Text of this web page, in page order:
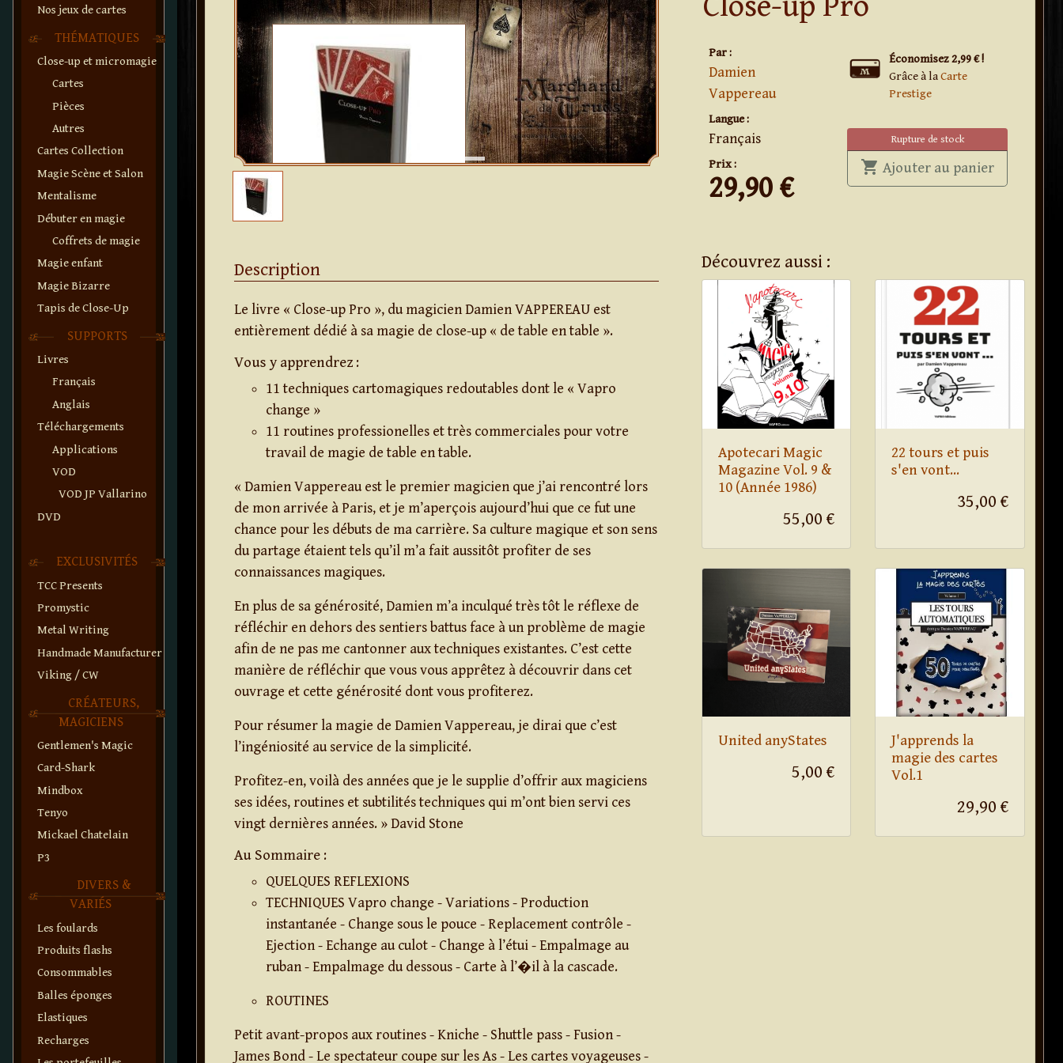
Nos jeux de cartes
THÉMATIQUES
Close-up et micromagie
Cartes
Pièces
Autres
Cartes Collection
Magie Scène et Salon
Mentalisme
Débuter en magie
Coffrets de magie
Magie enfant
Magie Bizarre
Tapis de Close-Up
SUPPORTS
Livres
Français
Anglais
Téléchargements
Applications
VOD
VOD JP Vallarino
DVD
EXCLUSIVITÉS
TCC Presents
Promystic
Metal Writing
Handmade Manufacturer
Viking / CW
CRÉATEURS,
MAGICIENS
Gentlemen's Magic
Card-Shark
Mindbox
Tenyo
Mickael Chatelain
P3
DIVERS &
VARIÉS
Les foulards
Produits flashs
Consommables
Balles éponges
Elastiques
Recharges
Par :
Damien
Vappereau
Langue :
Français
Prix :
29,90 €
Économisez 2,99 € !
Grâce à laCarte
Prestige
Rupture de stock
shopping_cart Ajouter au panier' . Close-
Description
Le livre « Close-up Pro », du magicien Damien VAPPEREAU est
entièrement dédié à sa magie de close-up « de table en table ».
Vous y apprendrez :
11 techniques cartomagiques redoutables dont le « Vapro
change »
11 routines professionelles et très commerciales pour votre
travail de magie de table en table.
« Damien Vappereau est le premier magicien que j’ai rencontré lors
de mon arrivée à Paris, et je m’aperçois aujourd’hui que ce fut une
chance pour les débuts de ma carrière. Sa culture magique et son sens
du partage étaient tels qu’il m’a fait aussitôt profiter de ses
connaissances magiques.
En plus de sa générosité, Damien m’a inculqué très tôt le réflexe de
réfléchir en dehors des sentiers battus face à un problème de magie
afin de ne pas me cantonner aux techniques existantes. C’est cette
manière de réfléchir que vous vous apprêtez à découvrir dans cet
ouvrage et cette générosité dont vous profiterez.
Pour résumer la magie de Damien Vappereau, je dirai que c’est
l’ingéniosité au service de la simplicité.
Profitez-en, voilà des années que je le supplie d’offrir aux magiciens
ses idées, routines et subtilités techniques qui m’ont bien servi ces
vingt dernières années. » David Stone
Au Sommaire :
QUELQUES REFLEXIONS
TECHNIQUES Vapro change - Variations - Production
instantanée - Change sous le pouce - Replacement contrôle -
Ejection - Echange au culot - Change à l’étui - Empalmage au
ruban - Empalmage du dessous - Carte à l’�il à la cascade.
ROUTINES
Petit avant-propos aux routines - Kniche - Shuttle pass - Fusion -
James Bond - Le spectateur coupe sur les As - Les cartes voyageuses -
Découvrez aussi :
Apotecari Magic
Magazine Vol. 9 &
10 (Année 1986)
55,00 €
22 tours et puis
s'en vont...
35,00 €
United anyStates
5,00 €
J'apprends la
magie des cartes
Vol.1
29,90 €